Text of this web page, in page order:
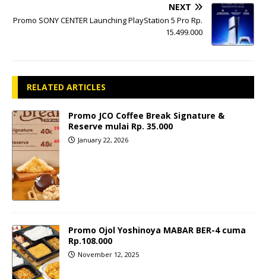
NEXT
Promo SONY CENTER Launching PlayStation 5 Pro Rp.
15.499.000
RELATED ARTICLES
Promo JCO Coffee Break Signature &
Reserve mulai Rp. 35.000
January 22, 2026
Promo Ojol Yoshinoya MABAR BER-4 cuma
Rp.108.000
November 12, 2025